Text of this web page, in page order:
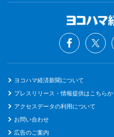
ヨコハマ経済新聞について
プレスリリース・情報提供はこちらか
アクセスデータの利用について
お問い合わせ
広告のご案内